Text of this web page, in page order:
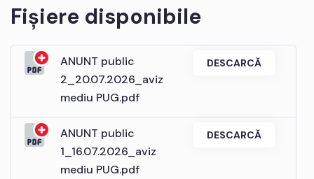
Fișiere disponibile
ANUNT public
2_20.07.2026_aviz
mediu PUG.pdf
DESCARCĂ
ANUNT public
1_16.07.2026_aviz
mediu PUG.pdf
DESCARCĂ